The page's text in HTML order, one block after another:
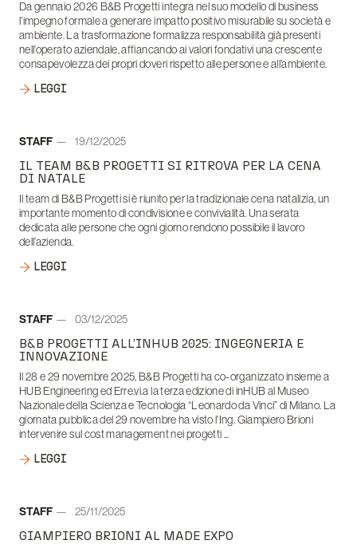
Da gennaio 2026 B&B Progetti integra nel suo modello di business
l’impegno formale a generare impatto positivo misurabile su società e
ambiente. La trasformazione formalizza responsabilità già presenti
nell’operato aziendale, affiancando ai valori fondativi una crescente
consapevolezza dei propri doveri rispetto alle persone e all’ambiente.
LEGGI
Autore:
STAFF
19/12/2025
IL TEAM B&B PROGETTI SI RITROVA PER LA CENA
DI NATALE
Il team di B&B Progetti si è riunito per la tradizionale cena natalizia, un
importante momento di condivisione e convivialità. Una serata
dedicata alle persone che ogni giorno rendono possibile il lavoro
dell’azienda.
LEGGI
Autore:
STAFF
03/12/2025
B&B PROGETTI ALL’INHUB 2025: INGEGNERIA E
INNOVAZIONE
Il 28 e 29 novembre 2025, B&B Progetti ha co-organizzato insieme a
HUB Engineering ed Erre.vi.a la terza edizione di inHUB al Museo
Nazionale della Scienza e Tecnologia “Leonardo da Vinci” di Milano. La
giornata pubblica del 29 novembre ha visto l’Ing. Giampiero Brioni
intervenire sul cost management nei progetti ...
LEGGI
Autore:
STAFF
25/11/2025
GIAMPIERO BRIONI AL MADE EXPO